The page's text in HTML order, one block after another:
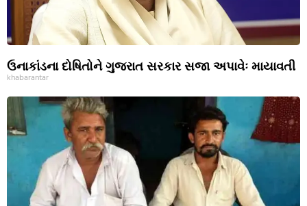
ઉનાકાંડના દોષિતોને ગુજરાત સરકાર સજા અપાવેઃ માયાવતી
khabarantar